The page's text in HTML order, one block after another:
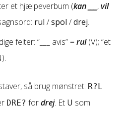
et hjælpeverbum (kan ___ ,vil
rul /spol /drej.
felter: “___ avis” =rul(V); “et
så brug mønstret: R?L
DRE? fordrej. Et U som